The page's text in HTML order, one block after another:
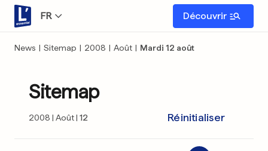
FR Découvrir
News | Sitemap | 2008 | Août | Mardi 12 août
Sitemap
2008 Août 12 Réinitialiser